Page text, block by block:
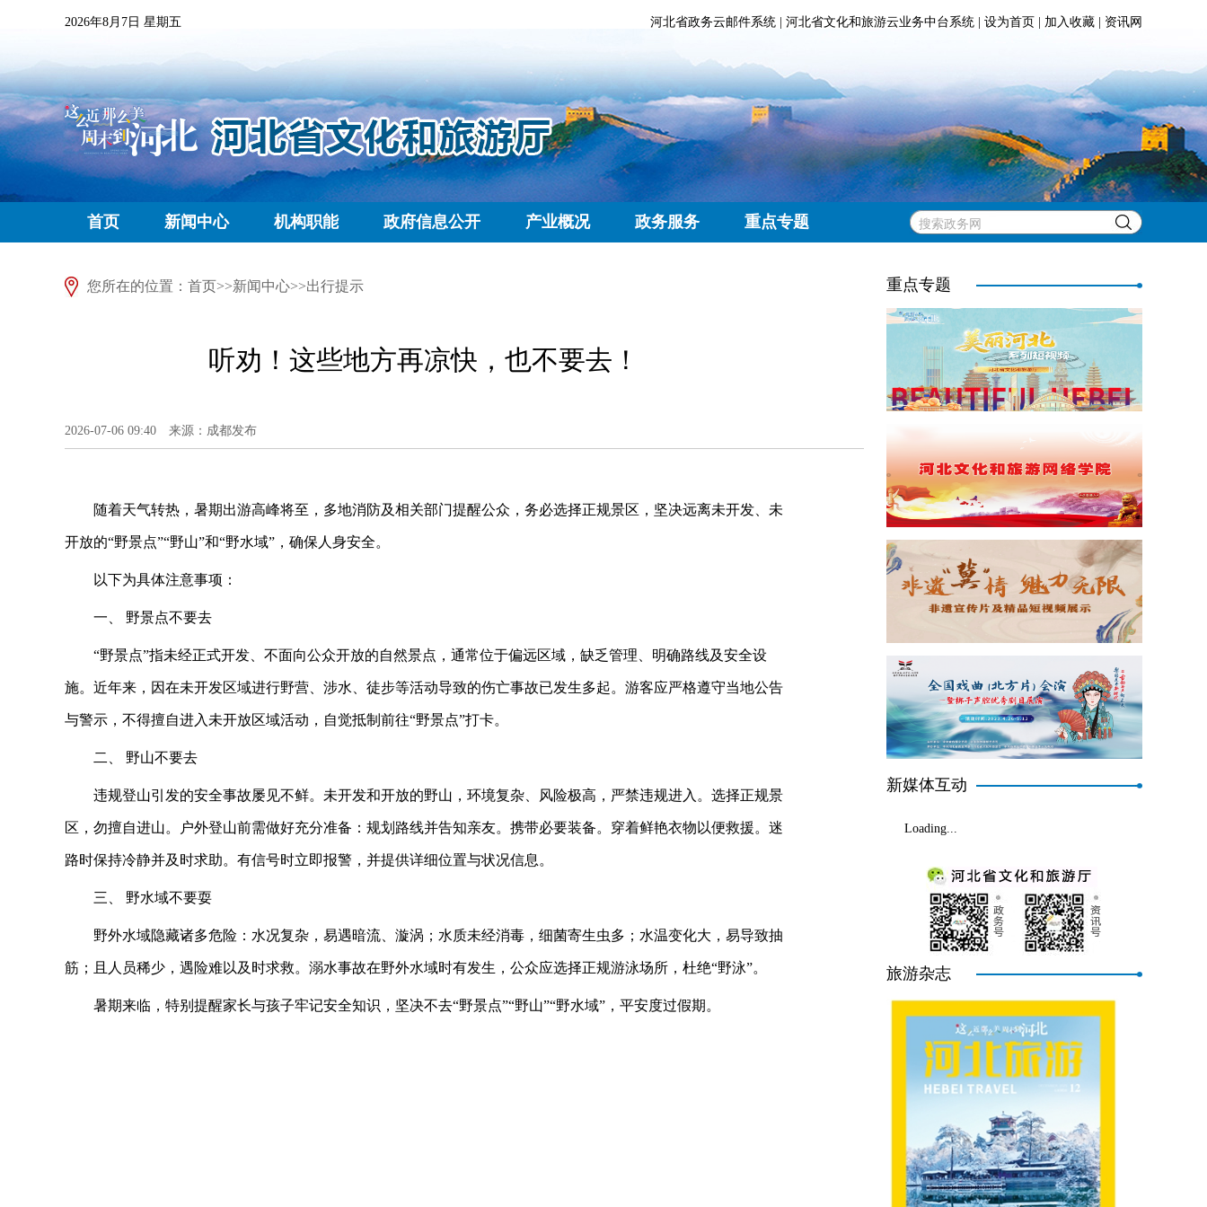
2026年8月7日 星期五 河北省政务云邮件系统 河北省文化和旅游云业务中台系统 设为首页 加入收藏 资讯网
首页 新闻中心 机构职能 政府信息公开 产业概况 政务服务 重点专题
您所在的位置： 首页>>新闻中心>>出行提示
听劝！这些地方再凉快，也不要去！
2026-07-06 09:40 来源：成都发布
随着天气转热，暑期出游高峰将至，多地消防及相关部门提醒公众，务必选择正规景区，坚决远离未开发、未
开放的“野景点”“野山”和“野水域”，确保人身安全。
以下为具体注意事项：
一、 野景点不要去
“野景点”指未经正式开发、不面向公众开放的自然景点，通常位于偏远区域，缺乏管理、明确路线及安全设
施。近年来，因在未开发区域进行野营、涉水、徒步等活动导致的伤亡事故已发生多起。游客应严格遵守当地公告
与警示，不得擅自进入未开放区域活动，自觉抵制前往“野景点”打卡。
二、 野山不要去
违规登山引发的安全事故屡见不鲜。未开发和开放的野山，环境复杂、风险极高，严禁违规进入。选择正规景
区，勿擅自进山。 户外登山前需做好充分准备：规划路线并告知亲友。携带必要装备。 穿着鲜艳衣物以便救援。迷
路时保持冷静并及时求助。有信号时立即报警，并提供详细位置与状况信息。
三、 野水域不要耍
野外水域隐藏诸多危险：水况复杂，易遇暗流、漩涡；水质未经消毒，细菌寄生虫多；水温变化大，易导致抽
筋；且人员稀少，遇险难以及时求救。溺水事故在野外水域时有发生，公众应选择正规游泳场所，杜绝“野泳”。
暑期来临，特别提醒家长与孩子牢记安全知识，坚决不去“野景点”“野山”“野水域”，平安度过假期。
重点专题
新媒体互动
Loading...
旅游杂志